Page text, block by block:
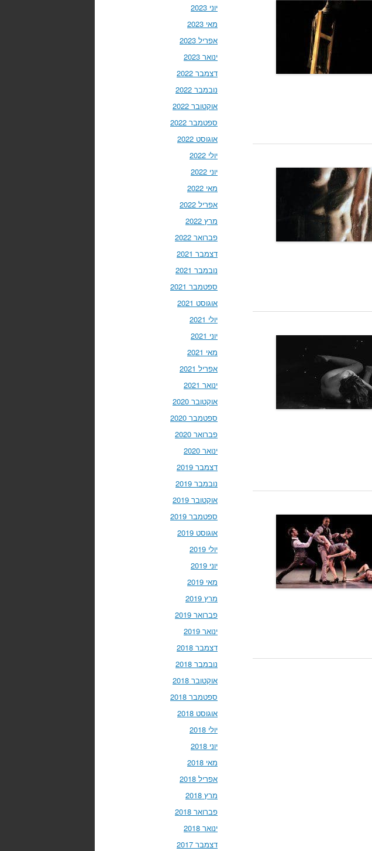
יוני 2023
מאי 2023
אפריל 2023
ינואר 2023
דצמבר 2022
נובמבר 2022
אוקטובר 2022
ספטמבר 2022
אוגוסט 2022
יולי 2022
יוני 2022
מאי 2022
אפריל 2022
מרץ 2022
פברואר 2022
דצמבר 2021
נובמבר 2021
ספטמבר 2021
אוגוסט 2021
יולי 2021
יוני 2021
מאי 2021
אפריל 2021
ינואר 2021
אוקטובר 2020
ספטמבר 2020
פברואר 2020
ינואר 2020
דצמבר 2019
נובמבר 2019
אוקטובר 2019
ספטמבר 2019
אוגוסט 2019
יולי 2019
יוני 2019
מאי 2019
מרץ 2019
פברואר 2019
ינואר 2019
דצמבר 2018
נובמבר 2018
אוקטובר 2018
ספטמבר 2018
אוגוסט 2018
יולי 2018
יוני 2018
מאי 2018
אפריל 2018
מרץ 2018
פברואר 2018
ינואר 2018
דצמבר 2017